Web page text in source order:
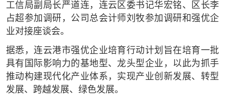
工信局副局长严道连，连云区委书记华宏铭、区长李
占超参加调研，公司总会计师刘牧参加调研和强优企
业对接座谈会。
据悉，连云港市强优企业培育行动计划旨在培育一批
具有国际影响力的基地型、龙头型企业，以此为抓手
推动构建现代化产业体系，实现产业创新发展、转型
发展、跨越发展、绿色发展。